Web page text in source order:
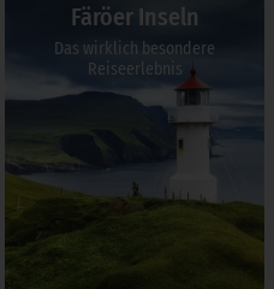
Färöer Inseln
Das wirklich besondere
Reiseerlebnis